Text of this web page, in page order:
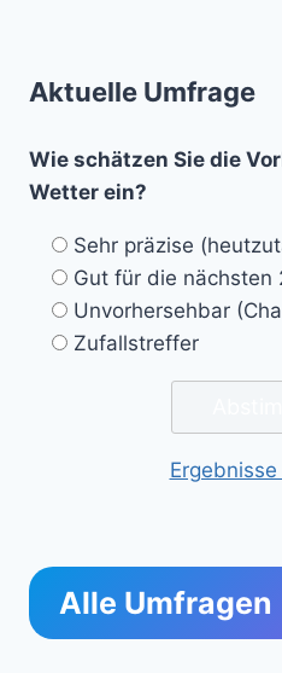
Aktuelle Umfrage
Wie schätzen Sie die
Wetter ein?
Sehr präzise
Gut für die nächsten
Unvorhersehbar
Zufallstreffer
Alle Umfragen